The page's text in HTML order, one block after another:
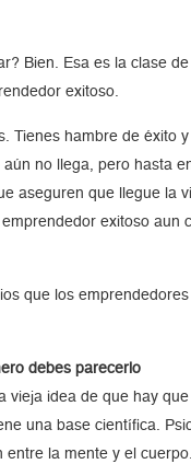
Bien. Esa es la clase
exitoso.
Tienes hambre de éxito
aún no llega, pero hasta
aseguren que llegue la
exitoso aun
que los emprendedores
debes parecerlo
vieja idea de que hay
una base científica.
entre la mente y el